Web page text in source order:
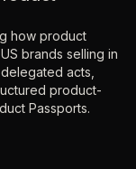
how product
brands selling in
acts,
product-
Passports.